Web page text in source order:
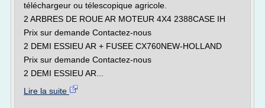
téléchargeur ou télescopique agricole.
2 ARBRES DE ROUE AR MOTEUR 4X4 2388CASE IH
Prix sur demande Contactez-nous
2 DEMI ESSIEU AR + FUSEE CX760NEW-HOLLAND
Prix sur demande Contactez-nous
2 DEMI ESSIEU AR...
Lire la suite